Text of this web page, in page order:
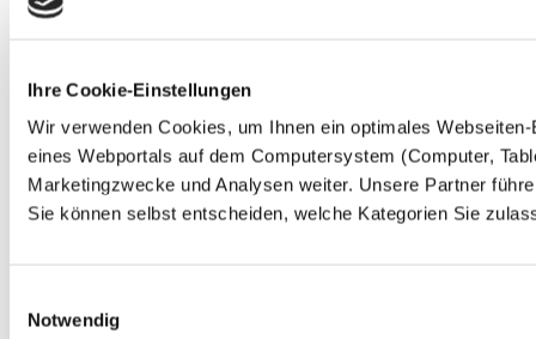
Ihre Cookie-Einstellungen
Wir verwenden Cookies, um Ihnen ein optimales
eines Webportals auf dem Computersystem (Computer,
Marketingzwecke und Analysen weiter. Unsere Partner
Sie können selbst entscheiden, welche Kategorien Sie
Notwendig